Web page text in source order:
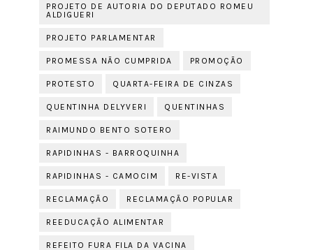
PROJETO DE AUTORIA DO DEPUTADO ROMEU
ALDIGUERI
PROJETO PARLAMENTAR
PROMESSA NÃO CUMPRIDA PROMOÇÃO
PROTESTO QUARTA-FEIRA DE CINZAS
QUENTINHA DELYVERI QUENTINHAS
RAIMUNDO BENTO SOTERO
RAPIDINHAS - BARROQUINHA
RAPIDINHAS - CAMOCIM RE-VISTA
RECLAMAÇÃO RECLAMAÇÃO POPULAR
REEDUCAÇÃO ALIMENTAR
REFEITO FURA FILA DA VACINA